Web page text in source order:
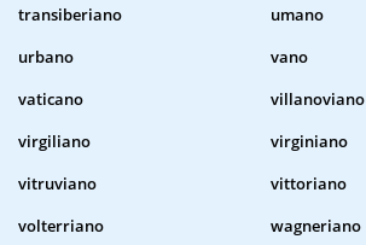
transiberiano
umano
urbano
vano
vaticano
villanoviano
virgiliano
virginiano
vitruviano
vittoriano
volterriano
wagneriano